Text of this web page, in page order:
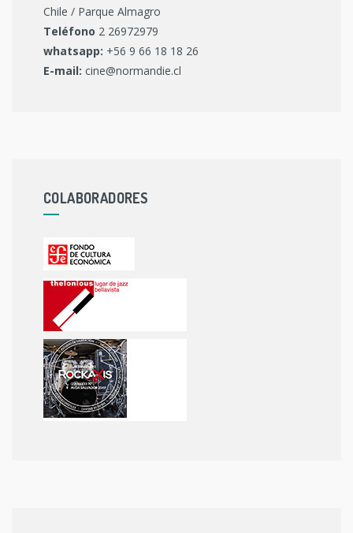
Chile / Parque Almagro
Teléfono 2 26972979
whatsapp: +56 9 66 18 18 26
E-mail: cine@normandie.cl
COLABORADORES